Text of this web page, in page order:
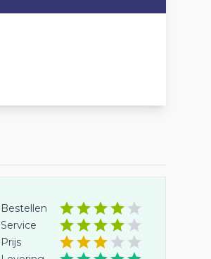
Bestellen
Service
Prijs